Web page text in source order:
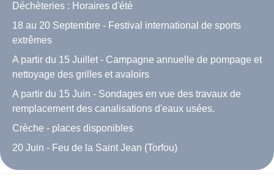
Déchèteries : Horaires d'été
18 au 20 Septembre - Festival international de sports
extrêmes
A partir du 15 Juillet - Campagne annuelle de pompage et
nettoyage des grilles et avaloirs
A partir du 15 Juin - Sondages en vue des travaux de
remplacement des canalisations d'eaux usées.
Crèche - places disponibles
20 Juin - Feu de la Saint Jean (Torfou)